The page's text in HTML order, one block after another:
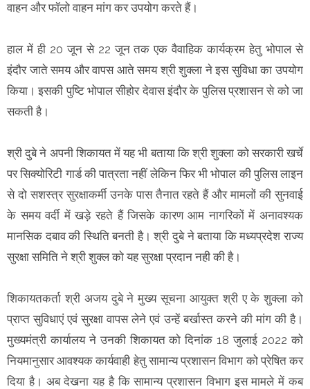
वाहन और फॉलो वाहन मांग कर उपयोग करते हैं।
हाल में ही 20 जून से 22 जून तक एक वैवाहिक कार्यक्रम हेतु भोपाल से
इंदौर जाते समय और वापस आते समय श्री शुक्ला ने इस सुविधा का उपयोग
किया। इसकी पुष्टि भोपाल सीहोर देवास इंदौर के पुलिस प्रशासन से को जा
सकती है।
श्री दुबे ने अपनी शिकायत में यह भी बताया कि श्री शुक्ला को सरकारी खर्चे
पर सिक्योरिटी गार्ड की पात्रता नहीं लेकिन फिर भी भोपाल की पुलिस लाइन
से दो सशस्त्र सुरक्षाकर्मी उनके पास तैनात रहते हैं और मामलों की सुनवाई
के समय वर्दी में खड़े रहते हैं जिसके कारण आम नागरिकों में अनावश्यक
मानसिक दबाव की स्थिति बनती है। श्री दुबे ने बताया कि मध्यप्रदेश राज्य
सुरक्षा समिति ने श्री शुक्ल को यह सुरक्षा प्रदान नही की है।
शिकायतकर्ता श्री अजय दुबे ने मुख्य सूचना आयुक्त श्री ए के शुक्ला को
प्राप्त सुविधाएं एवं सुरक्षा वापस लेने एवं उन्हें बर्खास्त करने की मांग की है।
मुख्यमंत्री कार्यालय ने उनकी शिकायत को दिनांक 18 जुलाई 2022 को
नियमानुसार आवश्यक कार्यवाही हेतु सामान्य प्रशासन विभाग को प्रेषित कर
दिया है। अब देखना यह है कि सामान्य प्रशासन विभाग इस मामले में कब